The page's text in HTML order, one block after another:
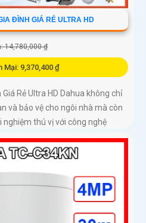
ĐÌNH GIÁ RẺ ULTRA HD
14,780,000 ₫
Mại: 9,370,400 ₫
Rẻ Ultra HD Dahua không chỉ
và bảo vệ cho ngôi nhà mà còn
thú vị với công nghệ